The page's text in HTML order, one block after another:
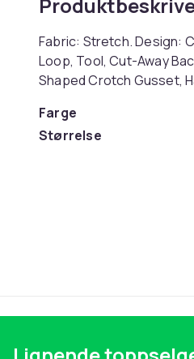
Fabric: Stretch. Design:
Loop, Tool, Cut-Away
Shaped Crotch Gusset,
Farge
Størrelse